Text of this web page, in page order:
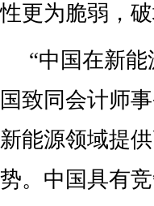
性更为脆弱，破
“中国在新
国致同会计师
新能源领域提
势。中国具有